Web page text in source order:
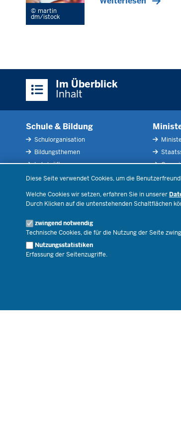
Diese Seite verwendet Cookies, um die
Welche Cookies wir setzen, erfahren Sie in unserer
Durch Klicken auf die untenstehenden Schaltflächen
zwingend notwendig
Technische Cookies, die für die Nutzung der Seite
Nutzungsstatistiken
Erfassung der Seitenzugriffe.
martin
dm/istock
Im Überblick
Inhalt
Schule & Bildung
Schulorganisation
Bildungsthemen
Lehrkräfte
Recht
Open